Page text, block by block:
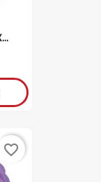
favorite_border